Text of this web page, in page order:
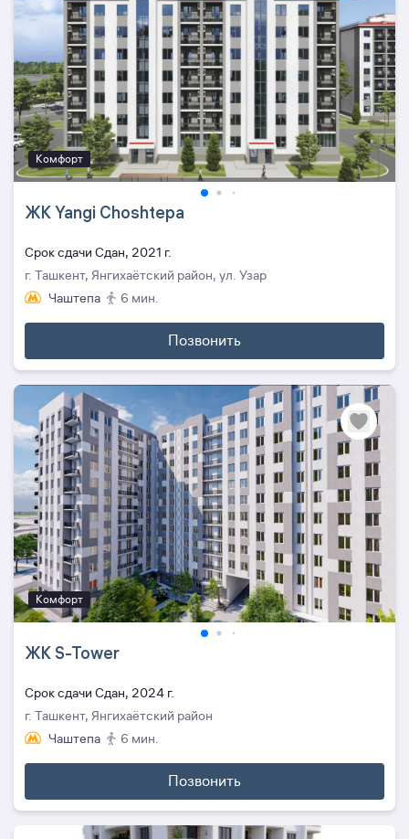
Комфорт
ЖК Yangi Choshtepa
Cрок сдачи Сдан, 2021 г.
г. Ташкент, Янгихаётский район, ул. Узар
Чаштепа
6 мин.
Позвонить
Комфорт
ЖК S-Tower
Cрок сдачи Сдан, 2024 г.
г. Ташкент, Янгихаётский район
Чаштепа
6 мин.
Позвонить